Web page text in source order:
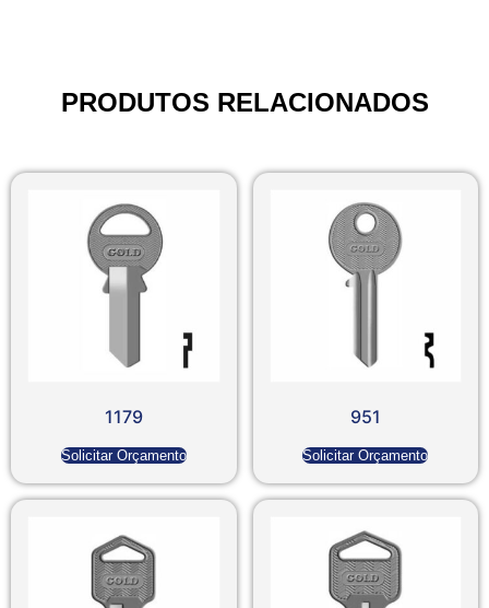
PRODUTOS RELACIONADOS
1179
Solicitar Orçamento
951
Solicitar Orçamento